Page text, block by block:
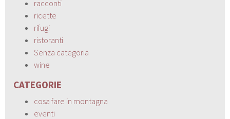
racconti
ricette
rifugi
ristoranti
Senza categoria
wine
CATEGORIE
cosa fare in montagna
eventi